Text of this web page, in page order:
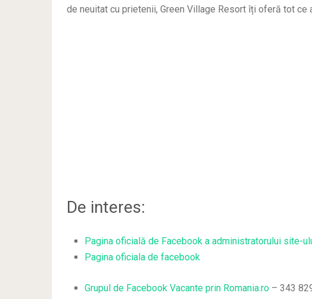
de neuitat cu prietenii, Green Village Resort îți oferă tot ce
De interes:
Pagina oficială de Facebook a administratorului site-
Pagina oficiala de facebook
Grupul de Facebook Vacante prin Romania.ro – 343